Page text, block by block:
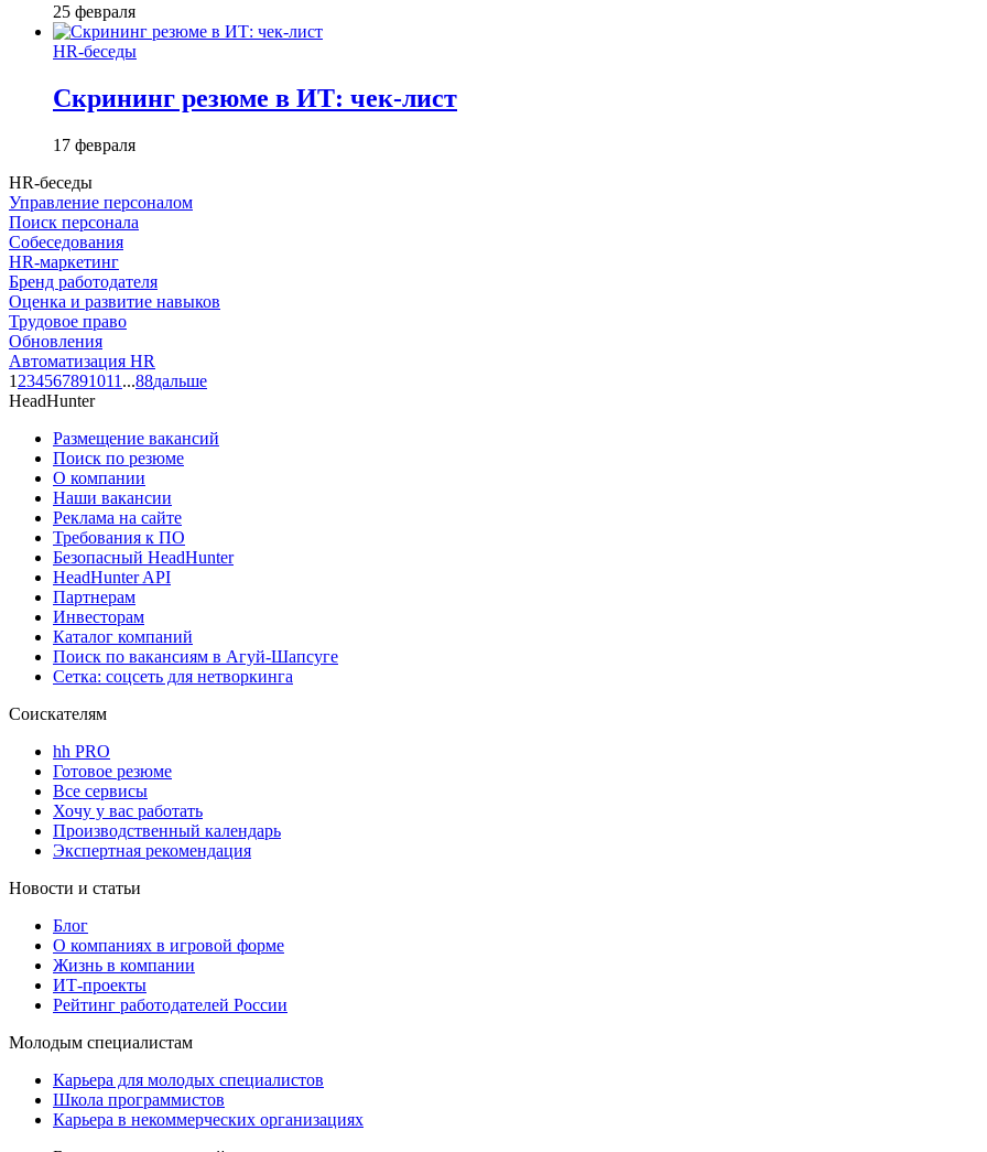
25 февраля
HR-беседы
Скрининг резюме в ИТ: чек-лист
17 февраля
HR-беседы
Управление персоналом
Поиск персонала
Собеседования
HR-маркетинг
Бренд работодателя
Оценка и развитие навыков
Трудовое право
Обновления
Автоматизация HR
1 234567891011 ...88дальше
HeadHunter
Размещение вакансий
Поиск по резюме
О компании
Наши вакансии
Реклама на сайте
Требования к ПО
Безопасный HeadHunter
HeadHunter API
Партнерам
Инвесторам
Каталог компаний
Поиск по вакансиям в Агуй-Шапсуге
Сетка: соцсеть для нетворкинга
Соискателям
hh PRO
Готовое резюме
Все сервисы
Хочу у вас работать
Производственный календарь
Экспертная рекомендация
Новости и статьи
Блог
О компаниях в игровой форме
Жизнь в компании
ИТ-проекты
Рейтинг работодателей России
Молодым специалистам
Карьера для молодых специалистов
Школа программистов
Карьера в некоммерческих организациях